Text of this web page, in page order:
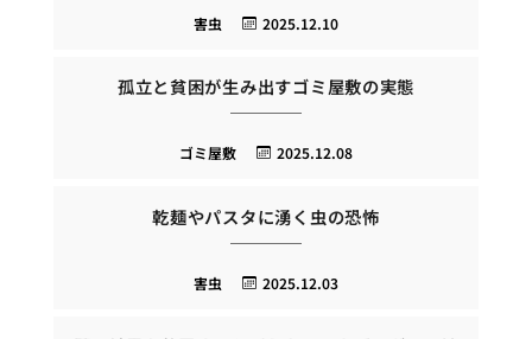
2025.12.10
害虫
孤立と貧困が生み出すゴミ屋敷の実態
2025.12.08
ゴミ屋敷
乾麺やパスタに湧く虫の恐怖
2025.12.03
害虫